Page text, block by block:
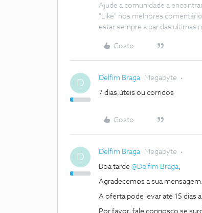
Ajude a comunidade a
"Like" nos melhores
estar sempre a par das ultimas
Gosto
D Delfim Braga Megabyte
7 dias,úteis ou corridos
Gosto
D Delfim Braga Megabyte
Boa tarde @Delfim Braga,
Agradecemos a sua
A oferta pode levar até 15 dias
Por favor, fale connosco se